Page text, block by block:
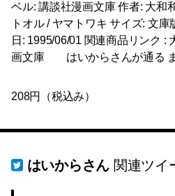
ベル: 講談社漫画文庫 作者: 大和
トオル / ヤマトワキ サイズ: 文
日: 1995/06/01 関連商品リンク :
画文庫 はいからさんが通る
208円（税込み）
はいからさん 関連ツイ